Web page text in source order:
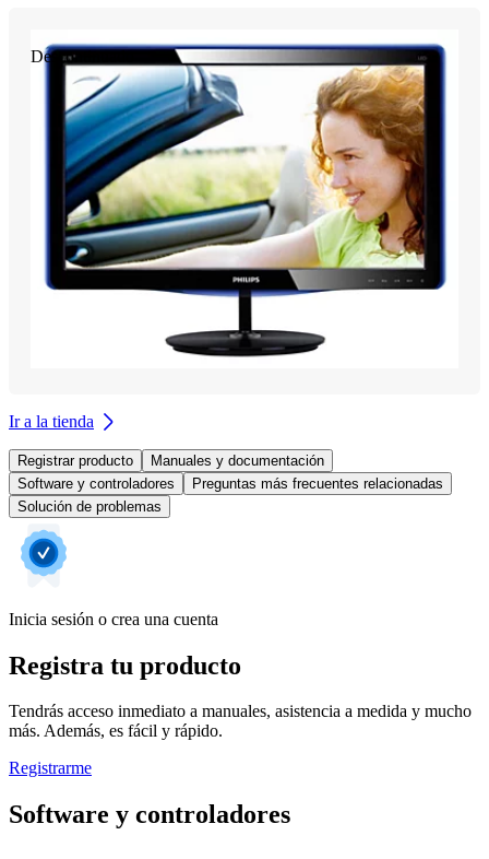
Descontinuado
Ir a la tienda
Registrar producto
Manuales y documentación
Software y controladores
Preguntas más frecuentes relacionadas
Solución de problemas
Inicia sesión o crea una cuenta
Registra tu producto
Tendrás acceso inmediato a manuales, asistencia a medida y mucho
más. Además, es fácil y rápido.
Registrarme
Software y controladores